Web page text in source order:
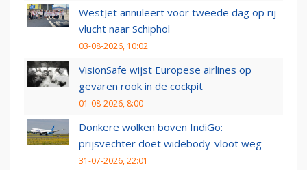
WestJet annuleert voor tweede dag op rij
vlucht naar Schiphol
03-08-2026, 10:02
VisionSafe wijst Europese airlines op
gevaren rook in de cockpit
01-08-2026, 8:00
Donkere wolken boven IndiGo:
prijsvechter doet widebody-vloot weg
31-07-2026, 22:01